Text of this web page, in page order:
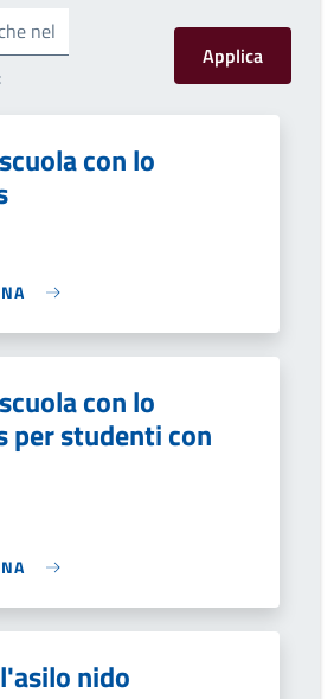
nel
con lo
con lo
per studenti con
nido